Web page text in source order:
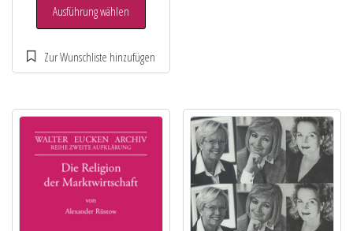
Ausführung wählen